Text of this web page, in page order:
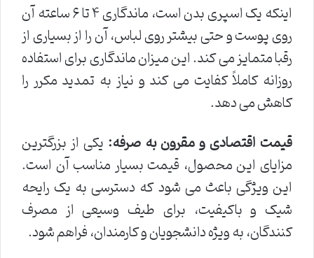
اینکه یک اسپری بدن است، ماندگاری ۴ تا ۶ ساعته آن
روی پوست و حتی بیشتر روی لباس، آن را از بسیاری از
رقبا متمایز می کند. این میزان ماندگاری برای استفاده
روزانه کاملاً کفایت می کند و نیاز به تمدید مکرر را
کاهش می دهد.
قیمت اقتصادی و مقرون به صرفه: یکی از بزرگترین
مزایای این محصول، قیمت بسیار مناسب آن است.
این ویژگی باعث می شود که دسترسی به یک رایحه
شیک و باکیفیت، برای طیف وسیعی از مصرف
کنندگان، به ویژه دانشجویان و کارمندان، فراهم شود.